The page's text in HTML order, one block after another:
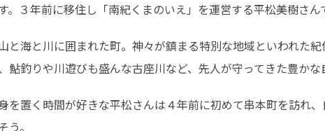
。３年前に移住し「南紀くまのいえ」を運営する平松美樹さん
と海と川に囲まれた町。神々が鎮まる特別な地域といわれた
鮎釣りや川遊びも盛んな古座川など、先人が守ってきた豊かな
を置く時間が好きな平松さんは４年前に初めて串本町を訪れ
う。